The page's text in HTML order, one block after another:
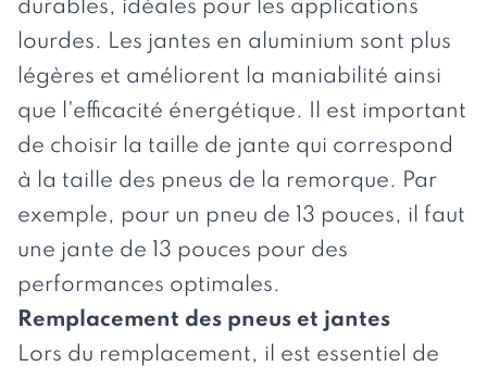
durables, idéales pour les applications
lourdes. Les jantes en aluminium sont plus
légères et améliorent la maniabilité ainsi
que l'efficacité énergétique. Il est important
de choisir la taille de jante qui correspond
à la taille des pneus de la remorque. Par
exemple, pour un pneu de 13 pouces, il faut
une jante de 13 pouces pour des
performances optimales.
Remplacement des pneus et jantes
Lors du remplacement, il est essentiel de